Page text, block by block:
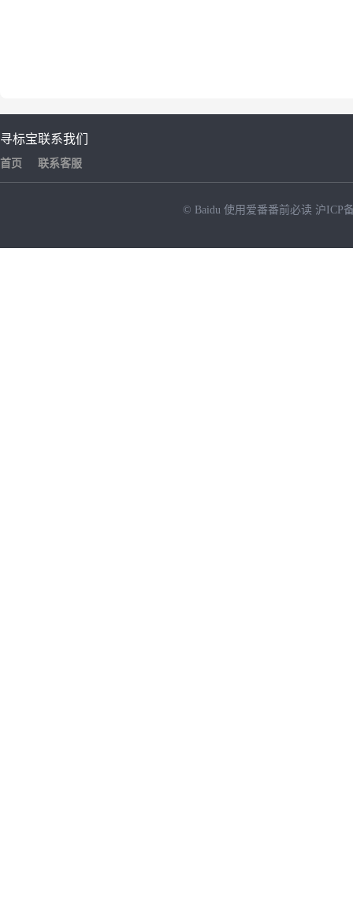
寻标宝
首页
联系我们
联系客服
© Baidu 使用爱番番前必读 沪ICP